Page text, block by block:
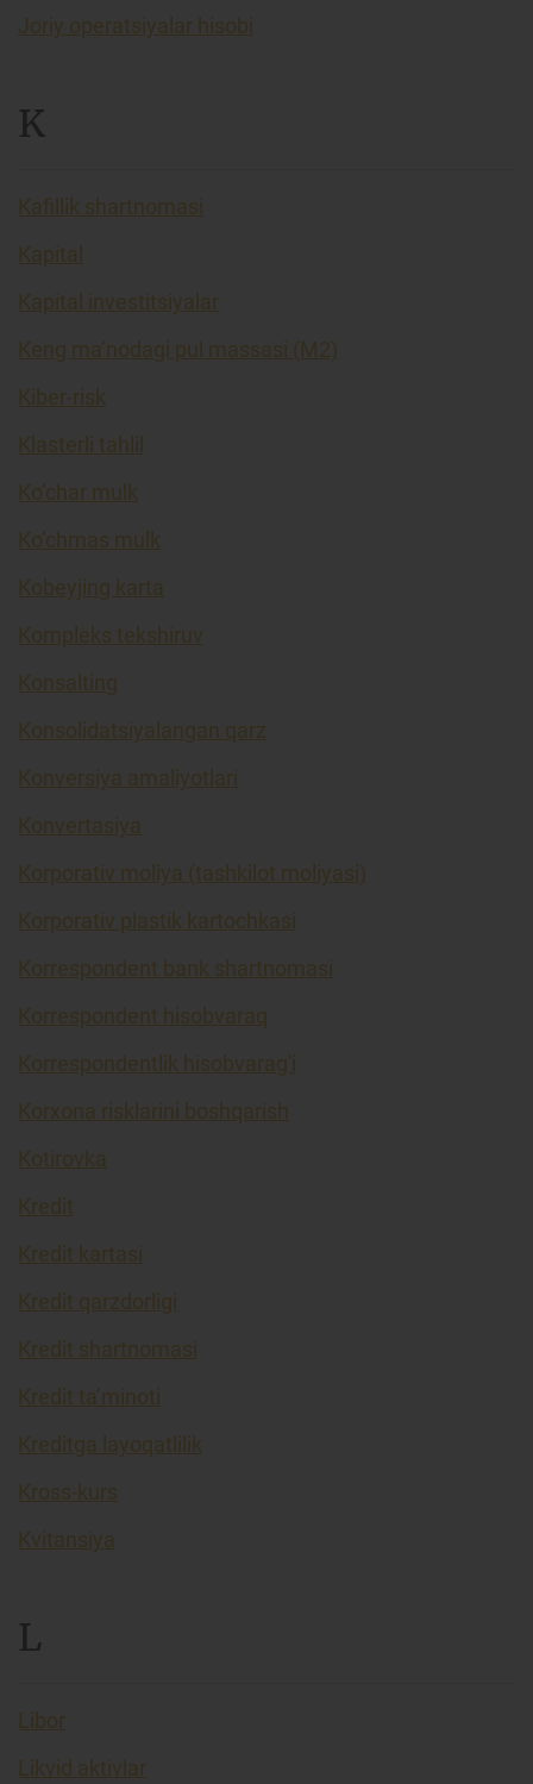
Joriy operatsiyalar hisobi
K
Kafillik shartnomasi
Kapital
Kapital investitsiyalar
Keng ma’nodagi pul massasi (M2)
Kiber-risk
Klasterli tahlil
Ko’char mulk
Ko’chmas mulk
Kobeyjing karta
Kompleks tekshiruv
Konsalting
Konsolidatsiyalangan qarz
Konversiya amaliyotlari
Konvertasiya
Korporativ moliya (tashkilot moliyasi)
Korporativ plastik kartochkasi
Korrespondent bank shartnomasi
Korrespondent hisobvaraq
Korrespondentlik hisobvarag'i
Korxona risklarini boshqarish
Kotirovka
Kredit
Kredit kartasi
Kredit qarzdorligi
Kredit shartnomasi
Kredit ta’minoti
Kreditga layoqatlilik
Kross-kurs
Kvitansiya
L
Libor
Likvid aktivlar